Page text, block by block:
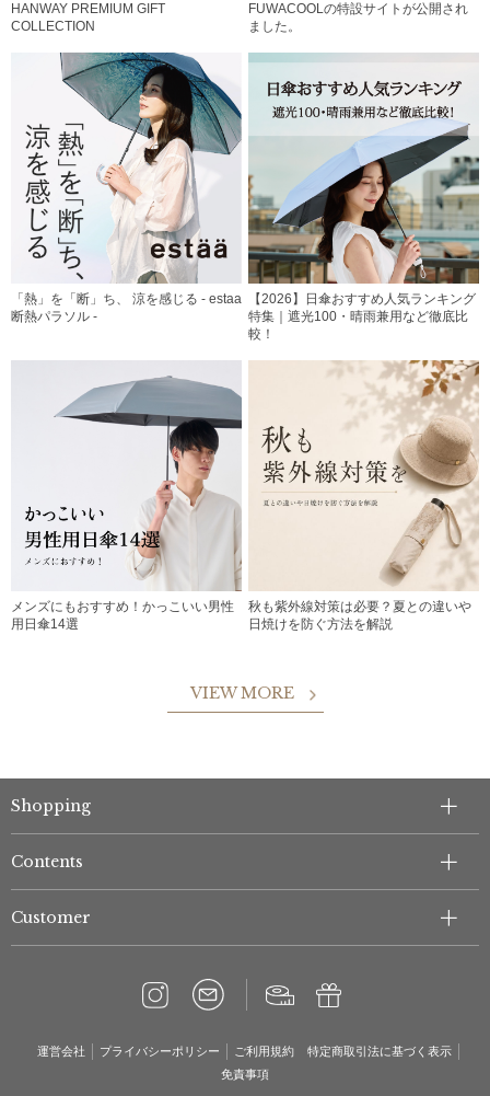
HANWAY PREMIUM GIFT
COLLECTION
FUWACOOLの特設サイトが公開され
ました。
「熱」を「断」ち、 涼を感じる - estaa
断熱パラソル -
【2026】日傘おすすめ人気ランキング
特集｜遮光100・晴雨兼用など徹底比
較！
メンズにもおすすめ！かっこいい男性
用日傘14選
秋も紫外線対策は必要？夏との違いや
日焼けを防ぐ方法を解説
VIEW MORE
Shopping
Contents
Customer
運営会社 プライバシーポリシー ご利用規約
特定商取引法に基づく表示
免責事項